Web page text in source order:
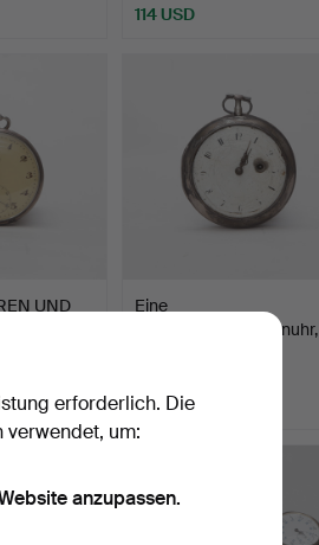
114 USD
UND
Eine
Taschenuhr/Spinnenuhr,
59 USD
erforderlich. Die
verwendet, um:
anzupassen.